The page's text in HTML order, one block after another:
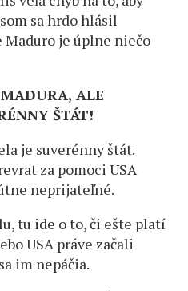
sa hrdo hlásil
Maduro je úplne niečo
ALE
ŠTÁT!
je suverénny štát.
za pomoci USA
neprijateľné.
tu ide o to, či ešte platí
USA práve začali
im nepáčia.